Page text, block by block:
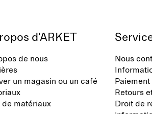
d'ARKET
de nous
un magasin ou un café
de matériaux
Nous
Paiement
Retours
Droit de